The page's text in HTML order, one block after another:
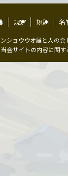
規定 規則 名
ショウウオ属と人の
当会サイトの内容に関す